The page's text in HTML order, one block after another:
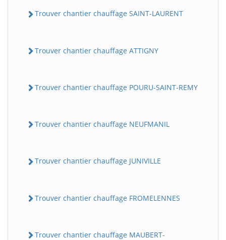
Trouver chantier chauffage SAINT-LAURENT
Trouver chantier chauffage ATTIGNY
Trouver chantier chauffage POURU-SAINT-REMY
Trouver chantier chauffage NEUFMANIL
Trouver chantier chauffage JUNIVILLE
Trouver chantier chauffage FROMELENNES
Trouver chantier chauffage MAUBERT-